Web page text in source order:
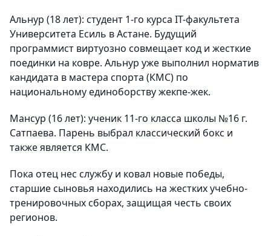
Альнур (18 лет): студент 1-го курса IT-факультета
Университета Есиль в Астане. Будущий
программист виртуозно совмещает код и жесткие
поединки на ковре. Альнур уже выполнил норматив
кандидата в мастера спорта (КМС) по
национальному единоборству жекпе-жек.
Мансур (16 лет): ученик 11-го класса школы №16 г.
Сатпаева. Парень выбрал классический бокс и
также является КМС.
Пока отец нес службу и ковал новые победы,
старшие сыновья находились на жестких учебно-
тренировочных сборах, защищая честь своих
регионов.